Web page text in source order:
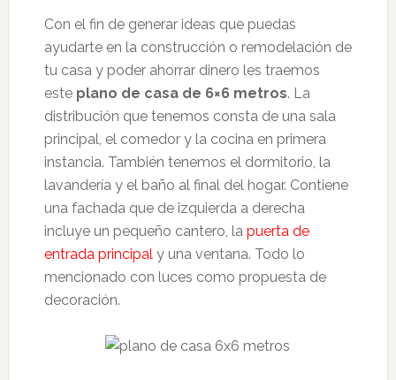
Con el fin de generar ideas que puedas
ayudarte en la construcción o remodelación de
tu casa y poder ahorrar dinero les traemos
este plano de casa de 6×6 metros. La
distribución que tenemos consta de una sala
principal, el comedor y la cocina en primera
instancia. También tenemos el dormitorio, la
lavandería y el baño al final del hogar. Contiene
una fachada que de izquierda a derecha
incluye un pequeño cantero, la puerta de
entrada principaly una ventana. Todo lo
mencionado con luces como propuesta de
decoración.